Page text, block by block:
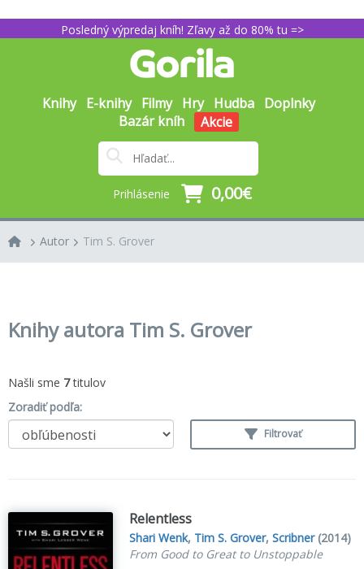
Posledný výpredaj kníh! Zľavy až do 80% tu =>
Knihy E-knihy Filmy Hry Hudba Doplnky
Bazár kníh
Akcie
Prihlásenie 0,00€
Autor Tim S. Grover
Knihy autora Tim S. Grover
Našli sme 7titulov
Zoradiť podľa:
Filtrovať
Relentless
Shari Wenk, Tim S. Grover,Scribner(2014)
From Good to Great to Unstoppable